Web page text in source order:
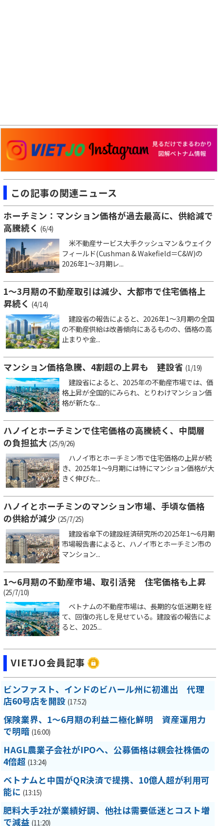
この記事の関連ニュース
ホーチミン：マンション価格が過去最高に、供給減で
高騰続く (6/4)
米不動産サービス大手クッシュマン＆ウェイク
フィールド(Cushman & Wakefield＝C&W)の
2026年1～3月期レ...
1～3月期の不動産取引は減少、大都市で住宅価格上
昇続く (4/14)
建設省の報告によると、2026年1～3月期の全国
の不動産供給は改善傾向にあるものの、価格の高
止まりや金...
マンション価格急騰、4割超の上昇も 建設省 (1/19)
建設省によると、2025年の不動産市場では、価
格上昇が全国的にみられ、とりわけマンション価
格が新たな...
ハノイとホーチミンで住宅価格の高騰続く、中間層
の負担拡大 (25/9/26)
ハノイ市とホーチミン市で住宅価格の上昇が続
き、2025年1～9月期には特にマンション価格が大
きく伸びた...
ハノイとホーチミンのマンション市場、手頃な価格
の供給が減少 (25/7/25)
建設省傘下の建設経済研究所の2025年1～6月期
市場報告書によると、ハノイ市とホーチミン市の
マンション...
1～6月期の不動産市場、取引活発 住宅価格も上昇
(25/7/10)
ベトナムの不動産市場は、長期的な低迷期を経
て、回復の兆しを見せている。建設省の報告によ
ると、2025...
VIETJO会員記事
ビンファスト、インドのビハール州に初進出 代理
店60号店を開設 (17:52)
保険業界、1～6月期の利益二極化鮮明 資産運用力
で明暗 (16:00)
HAGL農業子会社がIPOへ、公募価格は親会社株価の
4倍超 (13:24)
ベトナムと中国がQR決済で提携、10億人超が利用可
能に (13:15)
肥料大手2社が業績好調、他社は需要低迷とコスト増
で減益 (11:20)